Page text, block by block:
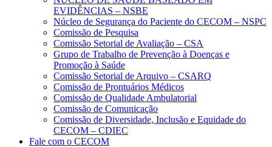
EVIDÊNCIAS – NSBE
Núcleo de Segurança do Paciente do CECOM – NSPC
Comissão de Pesquisa
Comissão Setorial de Avaliação – CSA
Grupo de Trabalho de Prevenção à Doenças e
Promoção à Saúde
Comissão Setorial de Arquivo – CSARQ
Comissão de Prontuários Médicos
Comissão de Qualidade Ambulatorial
Comissão de Comunicação
Comissão de Diversidade, Inclusão e Equidade do
CECOM – CDIEC
Fale com o CECOM